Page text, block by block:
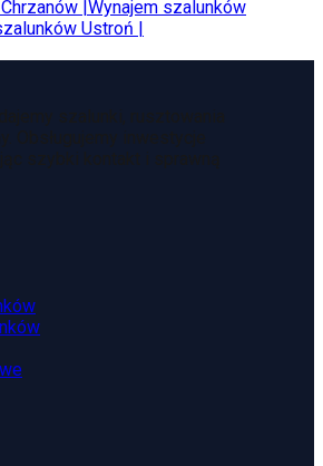
Chrzanów Wynajem szalunków
Ustroń